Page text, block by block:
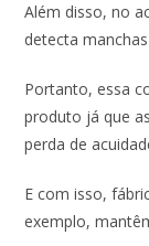
Além disso, no
detecta
Portanto, essa
produto já que
perda de
E com isso,
exemplo,